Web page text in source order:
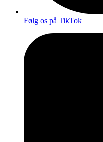
Følg os på TikTok